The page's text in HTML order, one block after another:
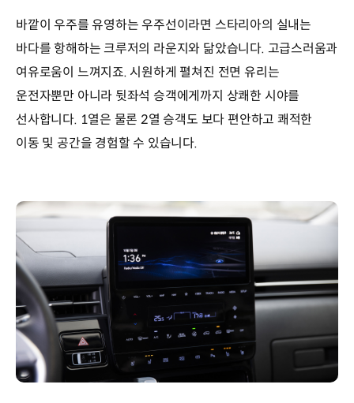
바깥이 우주를 유영하는 우주선이라면 스타리아의 실내는
바다를 항해하는 크루저의 라운지와 닮았습니다. 고급스러움과
여유로움이 느껴지죠. 시원하게 펼쳐진 전면 유리는
운전자뿐만 아니라 뒷좌석 승객에게까지 상쾌한 시야를
선사합니다. 1열은 물론 2열 승객도 보다 편안하고 쾌적한
이동 및 공간을 경험할 수 있습니다.